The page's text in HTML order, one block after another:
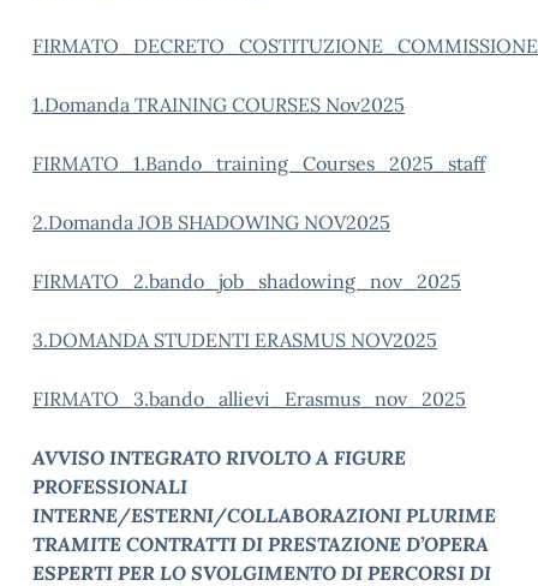
1.Domanda TRAINING COURSES Nov2025
FIRMATO_1.Bando_training_Courses_2025_staff
2.Domanda JOB SHADOWING NOV2025
FIRMATO_2.bando_job_shadowing_nov_2025
3.DOMANDA STUDENTI ERASMUS NOV2025
FIRMATO_3.bando_allievi_Erasmus_nov_2025
AVVISO INTEGRATO RIVOLTO A FIGURE
PROFESSIONALI
INTERNE/ESTERNI/COLLABORAZIONI PLURIME
TRAMITE CONTRATTI DI PRESTAZIONE D’OPERA
ESPERTI PER LO SVOLGIMENTO DI PERCORSI DI